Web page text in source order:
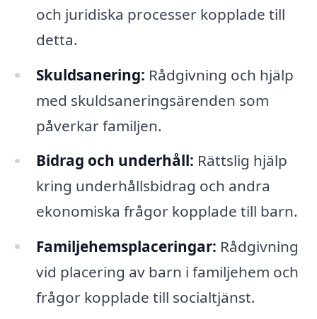
och juridiska processer kopplade till
detta.
Skuldsanering: Rådgivning och hjälp
med skuldsaneringsärenden som
påverkar familjen.
Bidrag och underhåll: Rättslig hjälp
kring underhållsbidrag och andra
ekonomiska frågor kopplade till barn.
Familjehemsplaceringar: Rådgivning
vid placering av barn i familjehem och
frågor kopplade till socialtjänst.